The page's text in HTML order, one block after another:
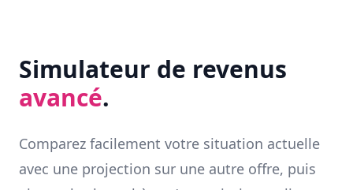
Simulateur de revenus
avancé.
Comparez facilement votre situation actuelle
avec une projection sur une autre offre, puis